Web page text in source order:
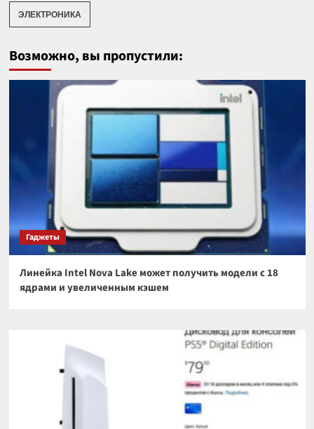
ЭЛЕКТРОНИКА
Возможно, вы пропустили:
Гаджеты
Линейка Intel Nova Lake может получить модели с 18
ядрами и увеличенным кэшем